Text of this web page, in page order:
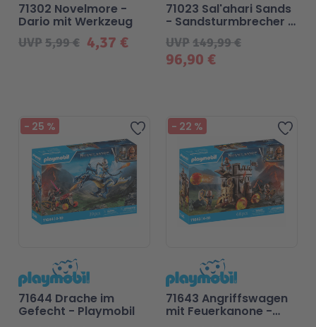
4,37 €
UVP5,99 €
71302 Novelmore -
Dario mit Werkzeug
96,90 €
UVP149,99 €
71023 Sal'ahari Sands
- Sandsturmbrecher -
Playmobil
Zur Wunschliste
- 25 %
Beliebt
71644 Drache im
Gefecht - Playmobil
- 22 %
Beliebt
71643 Angriffswagen
mit Feuerkanone -